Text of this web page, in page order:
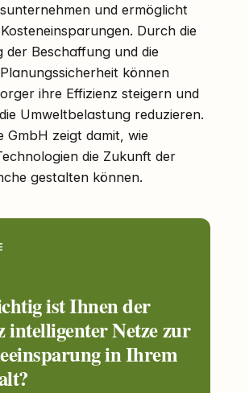
und ermöglicht
Durch die
der Beschaffung und die
können
ihre Effizienz steigern und
Umweltbelastung reduzieren.
GmbH zeigt damit, wie
die Zukunft der
gestalten können.
ist Ihnen der
intelligenter Netze zur
in Ihrem